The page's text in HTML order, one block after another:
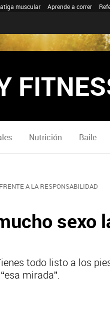
muscular Aprende a correr
Nutrición Baile
A LA RESPONSABILIDAD
sexo
todo listo a los
mirada”.